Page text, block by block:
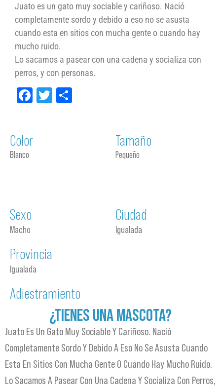
Juato es un gato muy sociable y cariñoso. Nació
completamente sordo y debido a eso no se asusta
cuando esta en sitios con mucha gente o cuando hay
mucho ruido.
Lo sacamos a pasear con una cadena y socializa con
perros, y con personas.
Facebook
Twitter
Color
Blanco
Tamaño
Pequeño
Sexo
Macho
Ciudad
Igualada
Provincia
Igualada
Adiestramiento
¿TIENES UNA MASCOTA?
Juato Es Un Gato Muy Sociable Y Cariñoso. Nació
Completamente Sordo Y Debido A Eso No Se Asusta Cuando
Esta En Sitios Con Mucha Gente O Cuando Hay Mucho Ruido.
Lo Sacamos A Pasear Con Una Cadena Y Socializa Con Perros,